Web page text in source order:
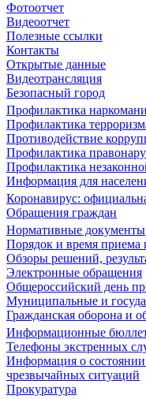
Фотоотчет
Видеоотчет
Полезные ссылки
Контакты
Открытые данные
Видеотрансляция
Безопасный город
Профилактика
Профилактика
Противодействие
Профилактика
Профилактика
Информация для
Коронавирус:
Обращения граждан
Нормативные документы
Порядок и время приема
Обзоры решений,
Электронные обращения
Общероссийский день
Муниципальные и
Гражданская оборона и
Информационные
Телефоны экстренных
Информация о
чрезвычайных ситуаций
Прокуратура